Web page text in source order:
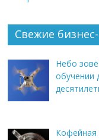
Свежие
Небо
обучении
Кофейная